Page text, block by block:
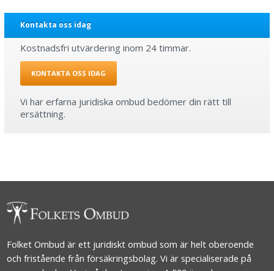
Kontakta oss idag
Kostnadsfri utvärdering inom 24 timmar.
KONTAKTA OSS IDAG
Vi har erfarna juridiska ombud bedömer din rätt till
ersättning.
Folket Ombud är ett juridiskt ombud som är helt oberoende
och fristående från försäkringsbolag. Vi är specialiserade på